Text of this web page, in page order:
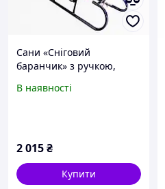
Сани «Сніговий
баранчик» з ручкою,
В наявності
2 015₴
Купити